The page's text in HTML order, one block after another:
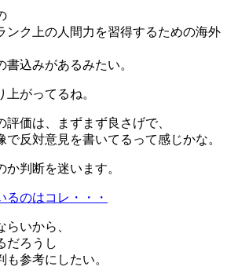
ンク上の人間力を習得するための海外
込みがあるみたい。
がってるね。
価は、まずまず良さげで、
反対意見を書いてるって感じかな。
判断を迷います。
るのはコレ・・・
いから、
だろうし
参考にしたい。